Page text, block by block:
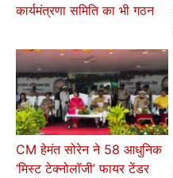
कार्यमंत्रणा समिति का भी गठन
CM हेमंत सोरेन ने 58 आधुनिक
‘मिस्ट टेक्नोलॉजी’ फायर टेंडर